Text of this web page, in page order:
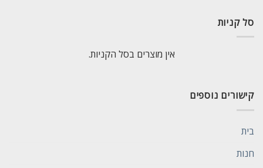
סל קניות
אין מוצרים בסל הקניות.
קישורים נוספים
בית
חנות